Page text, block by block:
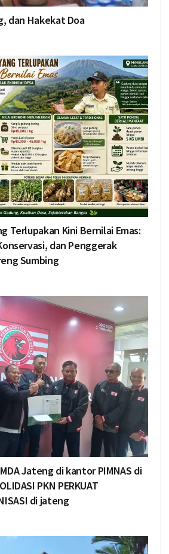
dan Hakekat Doa
Terlupakan Kini Bernilai Emas:
dan Penggerak
Sumbing
Jateng di kantor PIMNAS di
PKN PERKUAT
di jateng